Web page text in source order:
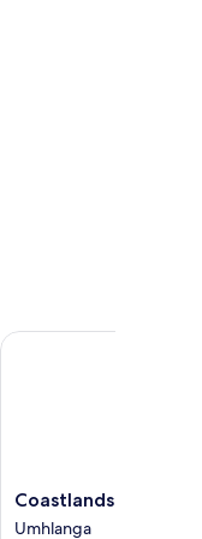
Coastlands
Skye
Coastlands Skye
Umhlanga
Coastlands Skye Hotel